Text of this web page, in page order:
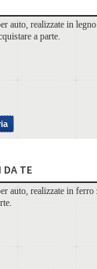
auto, realizzate in
a parte.
DA TE
auto, realizzate in